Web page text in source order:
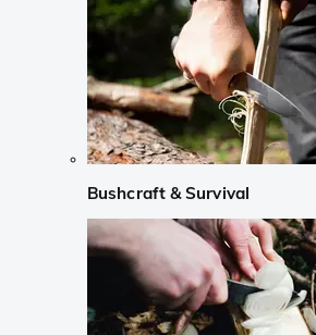
Bushcraft & Survival